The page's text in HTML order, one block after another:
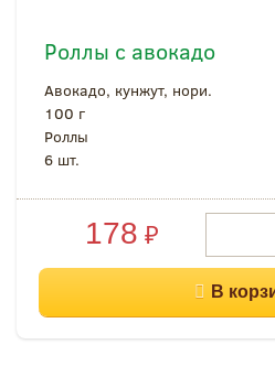
Роллы с авокадо
Авокадо, кунжут, нори.
100 г
Роллы
6 шт.
178 ₽